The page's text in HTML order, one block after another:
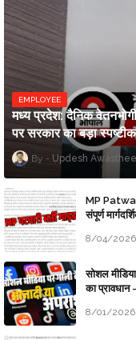
EMPLOYEE
मध्य प्रदेश: दैनिक
पर सरकार का बड़ा
Updesh Awasthee
MP
संपूर्ण
8/04/2026
सोशल
का
8/01/2026